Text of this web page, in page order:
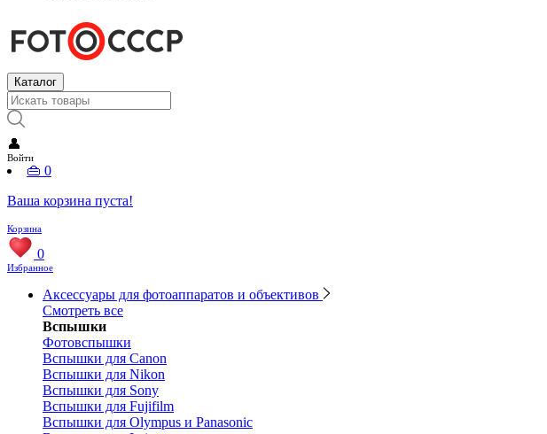
Каталог
👤
Войти
👜 0
Ваша корзина пуста!
Корзина
0
Избранное
Аксессуары для фотоаппаратов и объективов
Смотреть все
Вспышки
Фотовспышки
Вспышки для Canon
Вспышки для Nikon
Вспышки для Sony
Вспышки для Fujifilm
Вспышки для Olympus и Panasonic